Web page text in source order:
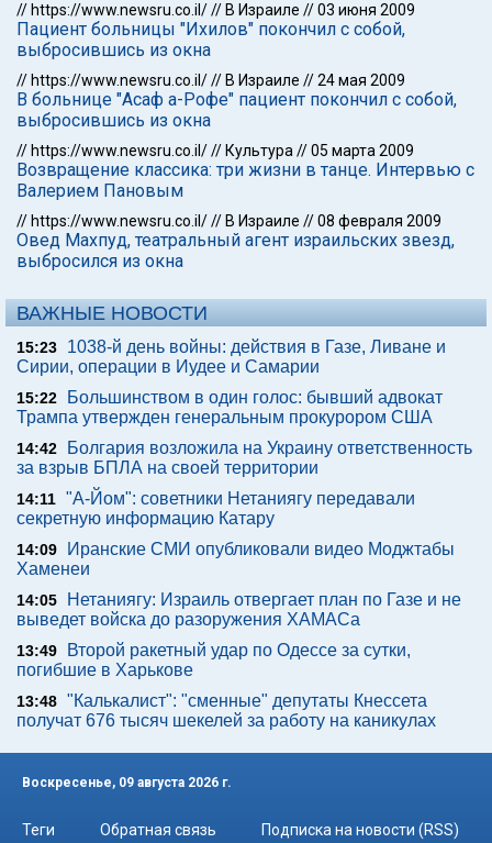
// https://www.newsru.co.il/// В Израиле //03 июня 2009
Пациент больницы "Ихилов" покончил с собой,
выбросившись из окна
// https://www.newsru.co.il/// В Израиле //24 мая 2009
В больнице "Асаф а-Рофе" пациент покончил с собой,
выбросившись из окна
// https://www.newsru.co.il/// Культура //05 марта 2009
Возвращение классика: три жизни в танце. Интервью с
Валерием Пановым
// https://www.newsru.co.il/// В Израиле //08 февраля 2009
Овед Махпуд, театральный агент израильских звезд,
выбросился из окна
ВАЖНЫЕ НОВОСТИ
15:23
1038-й день войны: действия в Газе, Ливане и
Сирии, операции в Иудее и Самарии
15:22
Большинством в один голос: бывший адвокат
Трампа утвержден генеральным прокурором США
14:42
Болгария возложила на Украину ответственность
за взрыв БПЛА на своей территории
14:11 "А-Йом": советники Нетаниягу передавали
секретную информацию Катару
14:09
Иранские СМИ опубликовали видео Моджтабы
Хаменеи
14:05
Нетаниягу: Израиль отвергает план по Газе и не
выведет войска до разоружения ХАМАСа
13:49
Второй ракетный удар по Одессе за сутки,
погибшие в Харькове
13:48 "Калькалист": "сменные" депутаты Кнессета
получат 676 тысяч шекелей за работу на каникулах
Воскресенье, 09 августа 2026 г.
Теги Обратная связь Подписка на новости (RSS)